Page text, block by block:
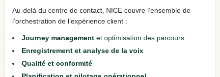
Au‑delà du centre de contact, NICE couvre l’ensemble de
l’orchestration de l’expérience client :
Journey management et optimisation des parcours
Enregistrement et analyse de la voix
Qualité et conformité